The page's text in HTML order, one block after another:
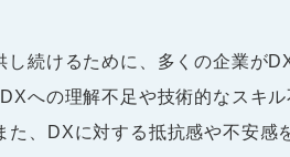
続けるために、多くの企業が
への理解不足や技術的なスキ
、DXに対する抵抗感や不安感